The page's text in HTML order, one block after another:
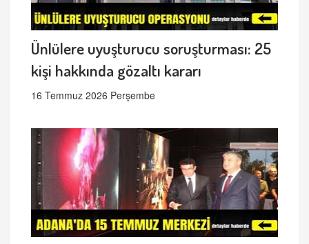
Ünlülere uyuşturucu soruşturması: 25
kişi hakkında gözaltı kararı
16 Temmuz 2026 Perşembe